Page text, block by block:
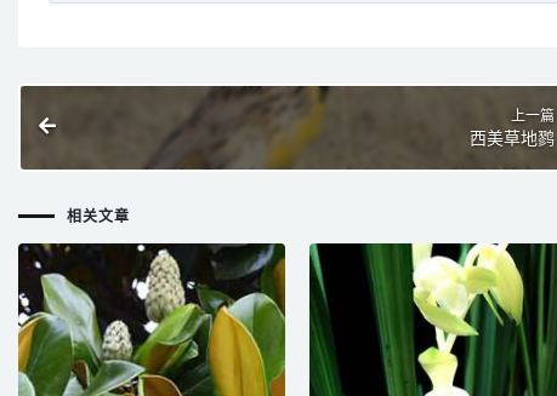
上一篇
西美草地鹨
相关文章